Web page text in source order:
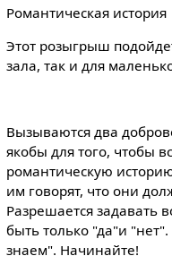
Романтическая история
Этот розыгрыш
зала, так и для
Вызываются два
якобы для того, чтобы
романтическую
им говорят, что они
Разрешается задавать
быть только "да"и
знаем". Начинайте!